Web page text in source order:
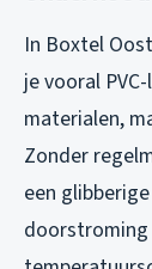
In Boxtel
je vooral
materialen,
Zonder
een